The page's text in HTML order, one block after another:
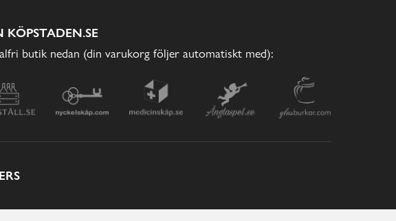
butik nedan (din varukorg följer automatiskt med):